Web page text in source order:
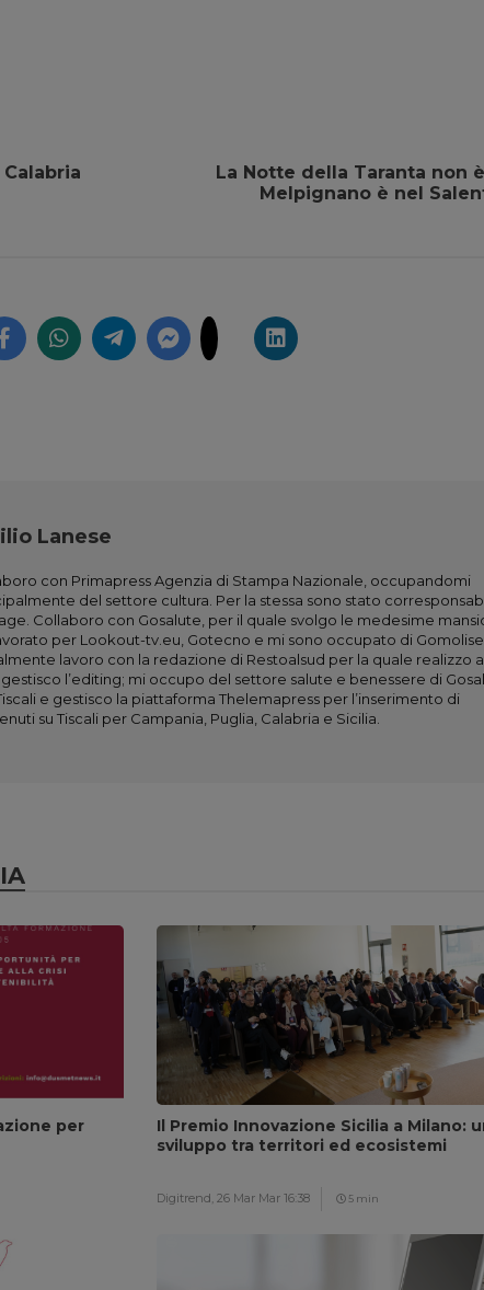
La Notte della Taranta non
Melpignano è nel
Lanese
con Primapress Agenzia di Stampa Nazionale, occupandomi
del settore cultura. Per la stessa sono stato
Collaboro con Gosalute, per il quale svolgo le medesime
per Lookout-tv.eu, Gotecno e mi sono occupato di Gomolise.
lavoro con la redazione di Restoalsud per la quale realizzo
l’editing; mi occupo del settore salute e benessere di
e gestisco la piattaforma Thelemapress per l’inserimento di
su Tiscali per Campania, Puglia, Calabria e Sicilia.
per
Il Premio Innovazione Sicilia a Milano:
sviluppo tra territori ed ecosistemi
Digitrend, 26 Mar Mar 16:38 5 min